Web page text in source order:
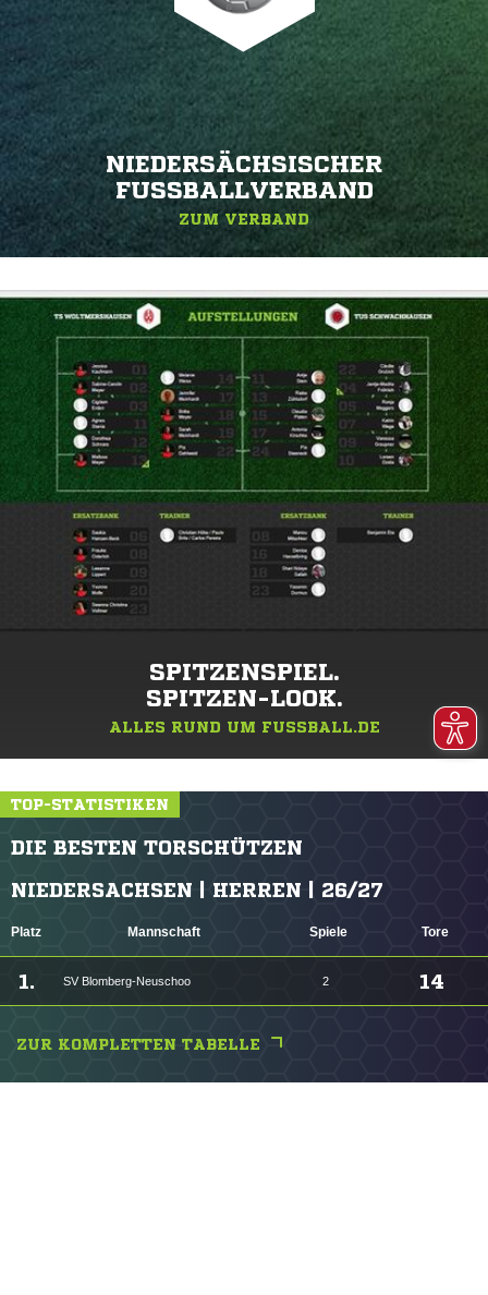
NIEDERSÄCHSISCHER
FUSSBALLVERBAND
ZUM VERBAND
SPITZENSPIEL.
SPITZEN-LOOK.
ALLES RUND UM FUSSBALL.DE
TOP-STATISTIKEN
DIE BESTEN TORSCHÜTZEN
NIEDERSACHSEN | HERREN | 26/27
Platz Mannschaft Spiele Tore
1. SV Blomberg-Neuschoo 2 14
ZUR KOMPLETTEN TABELLE